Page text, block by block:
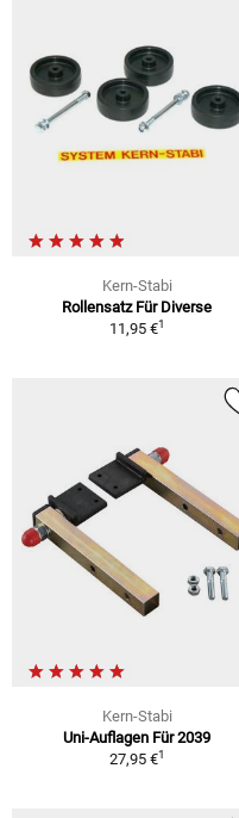
Kern-Stabi
Rollensatz Für Diverse
11,95 €1
Kern-Stabi
Uni-Auflagen Für 2039
27,95 €1